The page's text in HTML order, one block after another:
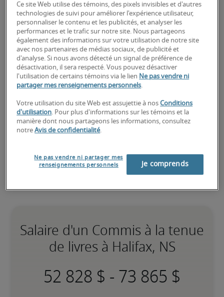
tenue de livres ou d'un poste de
commis à la tenue de livres?
Téléchargez votre CV ou faites une demande de
talents et un de nos recruteurs spécialisés vous
contactera sous peu.
Robert Half peut vous aider à combler vos besoins
de recrutement pour des postes de
tenue de livres.
Salaire d'un Commis à la tenue
de livres à Halifax, NS
-
Ce site Web utilise des témoins, des pixels invisibles et d'autres
technologies de suivi pour améliorer l'expérience utilisateur,
personnaliser le contenu et les publicités, et analyser les
performances et le trafic sur notre site. Nous partageons
également des informations sur votre utilisation de notre site
avec nos partenaires de médias sociaux, de publicité et
d'analyse. Si nous avons détecté un signal de préférence de
désactivation, il sera respecté. Vous pouvez désactiver
l'utilisation de certains témoins via le lien Ne pas vendre ni
partager mes renseignements personnels.
Votre utilisation du site Web est assujettie à nosConditions
d'utilisation. Pour plus d'informations sur les témoins et la
manière dont nous partageons les informations, consultez
notreAvis de confidentialité.
Ne pas vendre ni partager mes
renseignements personnels
Je comprends